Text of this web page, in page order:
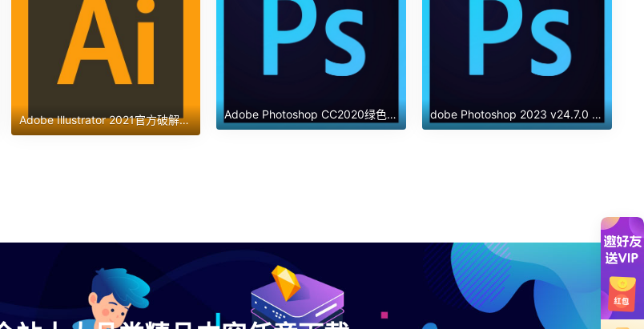
Adobe Illustrator 2021官方破解版【Ai 2021】简体中文版下载 Adobe Photoshop CC2020绿色中文精简版 dobe Photoshop 2023 v24.7.0 正式版 集成破解版